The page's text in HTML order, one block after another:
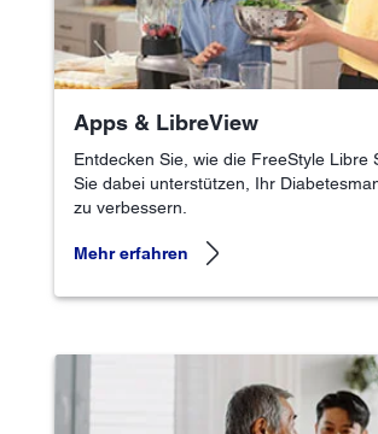
Apps & LibreView
Entdecken Sie, wie die FreeStyle Libre
Sie dabei unterstützen, Ihr
zu verbessern.
Mehr erfahren